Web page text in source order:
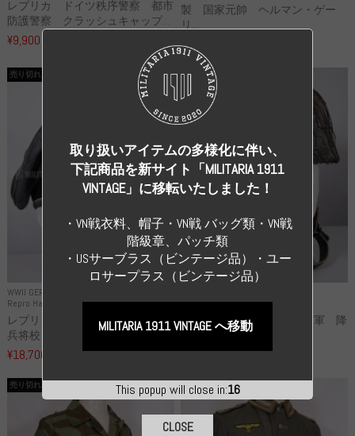
レプリカ ドイツ秩序警察 都市
防護警察 クラッシュキャップ...
¥9,900
製 国家元帥 ヘルマン・ゲー
リ...
¥55,000
WWII GERMANY
Repro Hat and Cap SS and WSS
売り切れ
レプリカ 武装親衛隊 WSS 歩
兵将校 クラッシュキャップ ...
¥18,700
Repro Hat and Cap Luftwaffe
売り切れ
高品質レプリカ ドイツ空軍 降
下猟兵 ヘルメット
¥49,800
売り切れ 売り切れ
This popup will close in:15
取り扱いアイテムの多様化に伴い、
下記商品を新サイト「MILITARIA 1911
VINTAGE」に移転いたしました！
・VN戦衣料、帽子・VN戦 バッグ類・VN戦
階級章、パッチ類
・USサーブラス（ビンテージ品）・ユー
ロサープラス（ビンテージ品）
MILITARIA 1911 VINTAGE へ移動
CLOSE